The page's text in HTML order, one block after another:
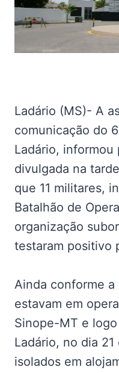
Ladário (MS)- A
comunicação do
Ladário, informou
divulgada na
que 11 militares,
Batalhão de
organização
testaram positivo
Ainda conforme
estavam em
Sinope-MT e
Ladário, no dia
isolados em